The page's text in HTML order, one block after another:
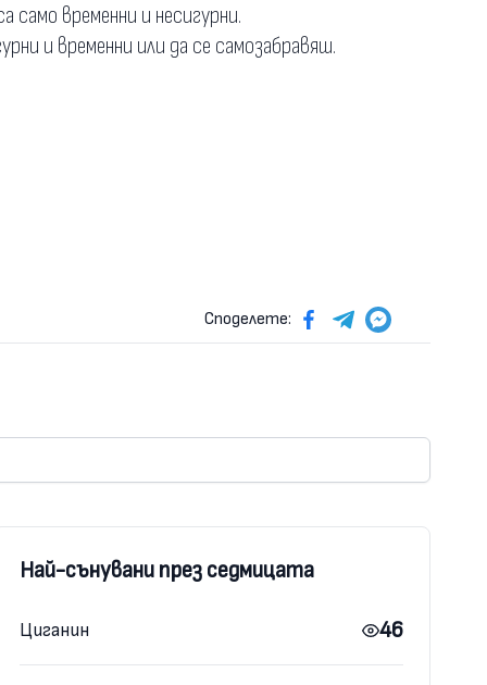
временни и несигурни.
и временни или да се самозабравяш.
Споделете:
Най-сънувани през седмицата
Циганин 46